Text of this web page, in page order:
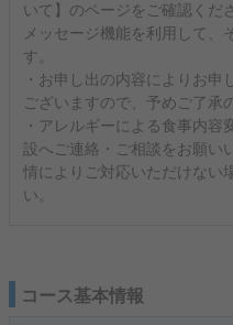
いて】のページをご確認くだ
メッセージ機能を利用して、
す。
・お申し出の内容によりお
ございますので、予めご了承
・アレルギーによる食事内
設へご連絡・ご相談をお願い
情によりご対応いただけない
い。
コース基本情報